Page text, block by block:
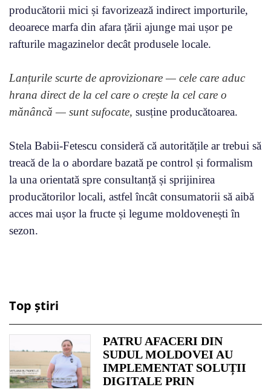
producătorii mici și favorizează indirect importurile,
deoarece marfa din afara țării ajunge mai ușor pe
rafturile magazinelor decât produsele locale.
Lanțurile scurte de aprovizionare — cele care aduc
hrana direct de la cel care o crește la cel care o
mănâncă — sunt sufocate, susține producătoarea.
Stela Babii-Fetescu consideră că autoritățile ar trebui să
treacă de la o abordare bazată pe control și formalism
la una orientată spre consultanță și sprijinirea
producătorilor locali, astfel încât consumatorii să aibă
acces mai ușor la fructe și legume moldovenești în
sezon.
Top știri
PATRU AFACERI DIN
SUDUL MOLDOVEI AU
IMPLEMENTAT SOLUȚII
DIGITALE PRIN